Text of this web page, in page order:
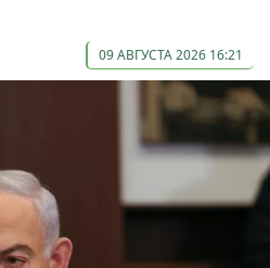
09 АВГУСТА 2026 16:21